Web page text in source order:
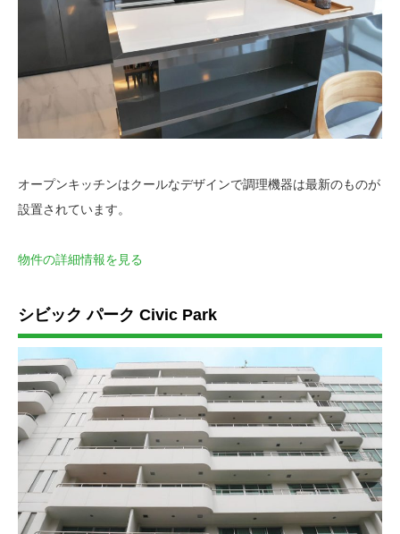
オープンキッチンはクールなデザインで調理機器は最新のものが
設置されています。
物件の詳細情報を見る
シビック パーク Civic Park